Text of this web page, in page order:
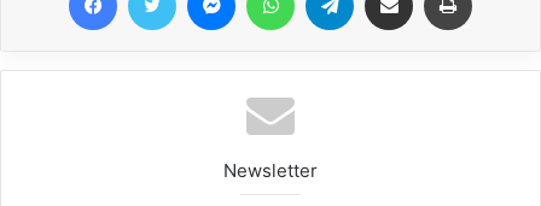
Newsletter